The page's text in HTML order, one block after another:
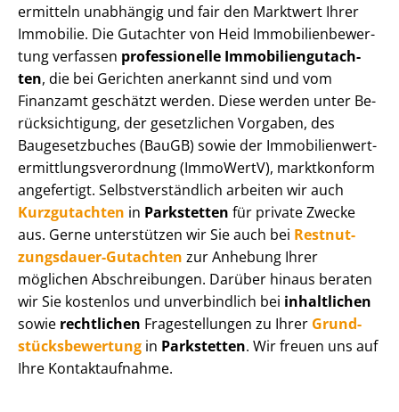
ermitteln unabhängig und fair den Marktwert Ihrer
Immobilie. Die Gutachter von Heid Im­mo­bi­li­en­be­wer­
tung verfassen professionelle Im­mo­bi­li­en­gut­ach­
ten, die bei Gerichten anerkannt sind und vom
Finanzamt geschätzt werden. Diese werden unter Be­
rück­sich­ti­gung, der gesetzlichen Vorgaben, des
Baugesetzbuches (BauGB) sowie der Im­mo­bi­li­en­wert­
ermitt­lungs­ver­ord­nung (ImmoWertV), marktkonform
angefertigt. Selbst­ver­ständ­lich arbeiten wir auch
Kurzgutachten in Parkstetten für private Zwecke
aus. Gerne unterstützen wir Sie auch bei Rest­nut­
zungs­dau­er-Gutachten zur Anhebung Ihrer
möglichen Abschreibungen. Darüber hinaus beraten
wir Sie kostenlos und unverbindlich bei inhaltlichen
sowie rechtlichen Fragestellungen zu Ihrer Grund­
stücks­be­wer­tung in Parkstetten. Wir freuen uns auf
Ihre Kontaktaufnahme.